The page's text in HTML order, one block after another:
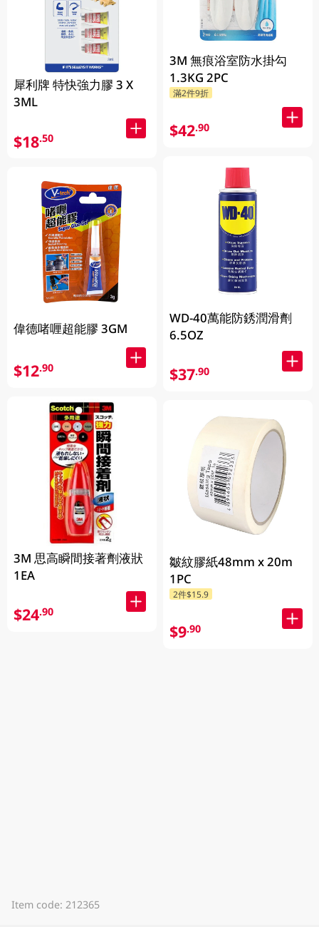
犀利牌 特快強力膠 3 X
3ML
$18.50
偉德啫喱超能膠 3GM
$12.90
3M 思高瞬間接著劑液狀
1EA
$24.90
3M 無痕浴室防水掛勾
1.3KG 2PC
滿2件9折
$42.90
WD-40萬能防銹潤滑劑
6.5OZ
$37.90
皺紋膠紙48mm x 20m
1PC
2件$15.9
$9.90
Item code: 212365